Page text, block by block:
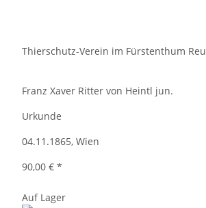
Thierschutz-Verein im Fürstenthum
Franz Xaver Ritter von Heintl jun.
Urkunde
04.11.1865, Wien
90,00 € *
Auf Lager